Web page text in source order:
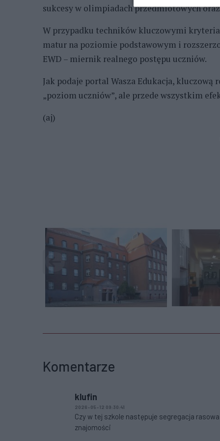
sukcesy w olimpiadach przedmiotowych
W przypadku techników kluczowymi
matur na poziomie podstawowym i
EWD – miernik realnego postępu uczniów.
Jak podaje portal Wasza Edukacja,
„poziom uczniów”, ale przede wszystkim
(aj)
Komentarze
klufin
2026-05-12 09:30:41
Czy w tej szkole następuje segregacja
znajomości